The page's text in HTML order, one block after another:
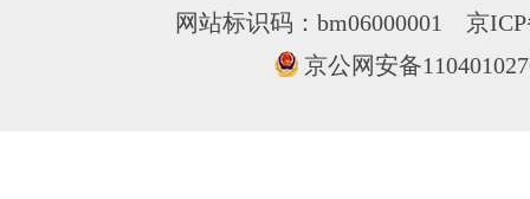
网站标识码：bm06000001 京
京公网安备